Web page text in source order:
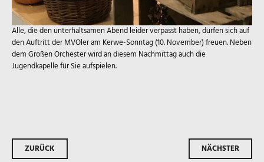
Alle, die den unterhaltsamen Abend leider verpasst haben, dürfen sich auf
den Auftritt der MVOler am Kerwe-Sonntag (10. November) freuen. Neben
dem Großen Orchester wird an diesem Nachmittag auch die
Jugendkapelle für Sie aufspielen.
Beitrags-
ZURÜCK NÄCHSTER